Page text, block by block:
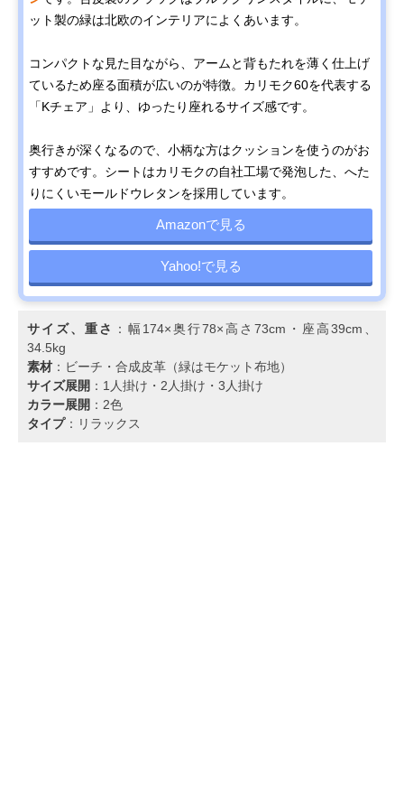
ット製の緑は北欧のインテリアによくあいます。
コンパクトな見た目ながら、アームと背もたれを薄く仕上げ
ているため座る面積が広いのが特徴。カリモク60を代表する
「Kチェア」より、ゆったり座れるサイズ感です。
奥行きが深くなるので、小柄な方はクッションを使うのがお
すすめです。シートはカリモクの自社工場で発泡した、へた
りにくいモールドウレタンを採用しています。
Amazonで見る
Yahoo!で見る
サイズ、重さ
：幅174×奥行78×高さ73cm・座高39cm、
34.5kg
素材 ：ビーチ・合成皮革（緑はモケット布地）
サイズ展開 ：1人掛け・2人掛け・3人掛け
カラー展開 ：2色
タイプ：リラックス